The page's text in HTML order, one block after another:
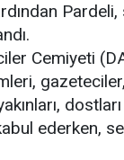
Cemiyeti
ederken,